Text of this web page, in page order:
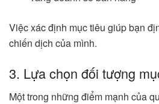
Việc xác định mục tiêu giúp bạn
chiến dịch của mình.
3. Lựa chọn đối tượng
Một trong những điểm mạnh của